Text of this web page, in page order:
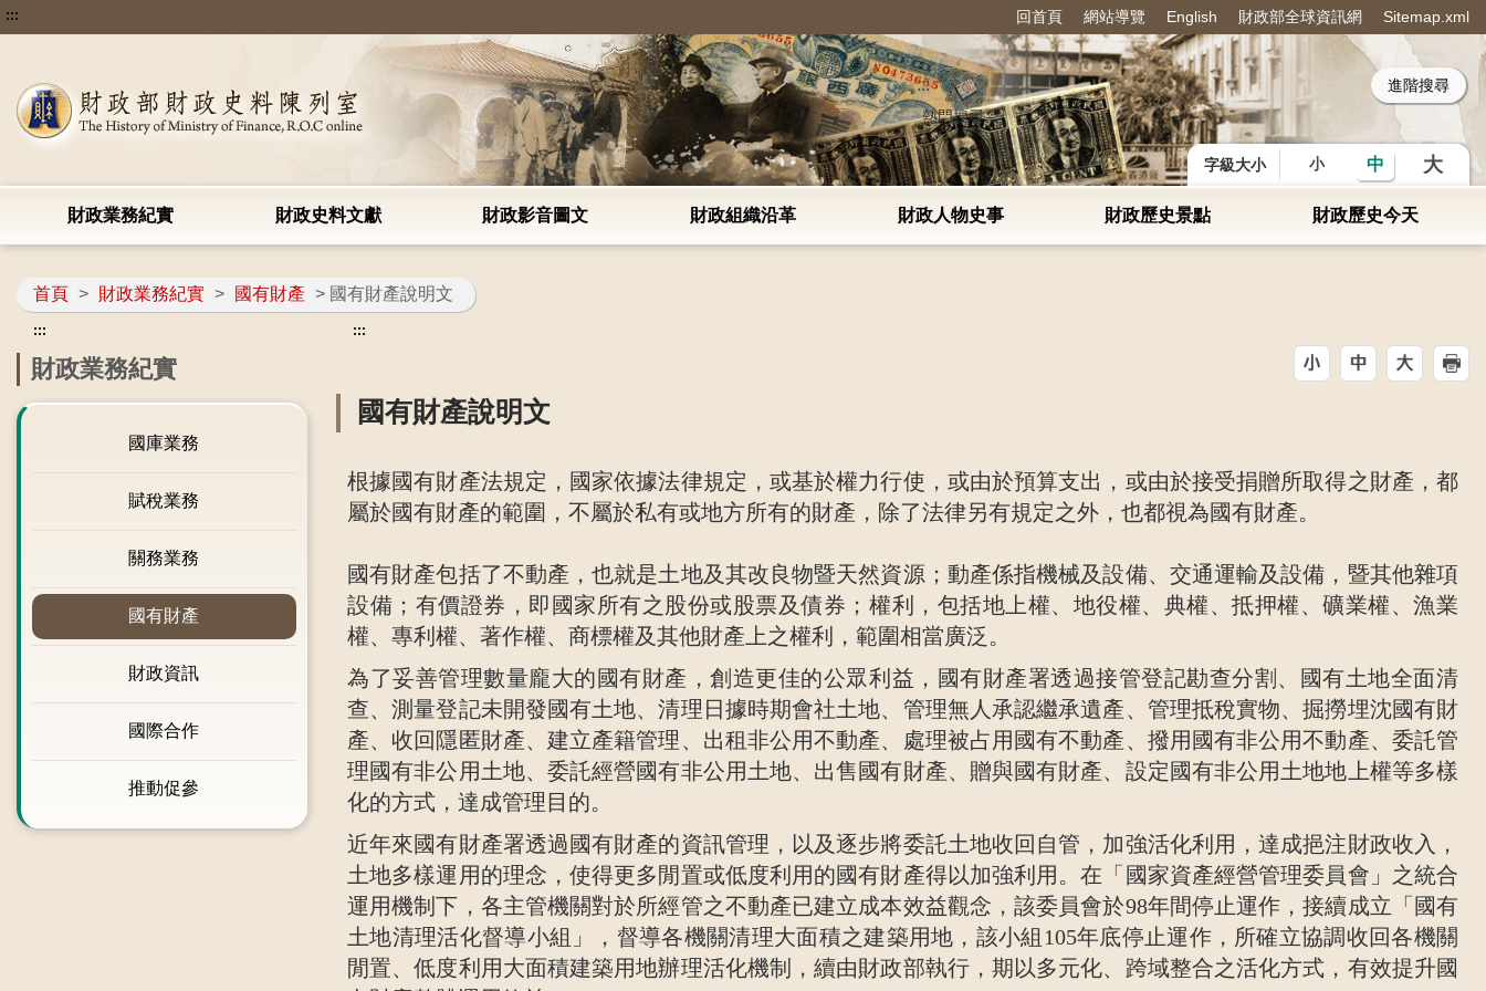
::: 回首頁 網站導覽 English 財政部全球資訊網 Sitemap.xml
:::
熱門搜尋：
字級大小 小 中 大
財政業務紀實 財政史料文獻 財政影音圖文 財政組織沿革 財政人物史事 財政歷史景點 財政歷史今天
首頁 > 財政業務紀實 > 國有財產 > 國有財產說明文
:::
財政業務紀實
國庫業務
賦稅業務
關務業務
國有財產
財政資訊
國際合作
推動促參
:::
國有財產說明文
根據國有財產法規定，國家依據法律規定，或基於權力行使，或由於預算支出，或由於接受捐贈所取得之財產，都
屬於國有財產的範圍，不屬於私有或地方所有的財產，除了法律另有規定之外，也都視為國有財產。
國有財產包括了不動產，也就是土地及其改良物暨天然資源；動產係指機械及設備、交通運輸及設備，暨其他雜項
設備；有價證券，即國家所有之股份或股票及債券；權利，包括地上權、地役權、典權、抵押權、礦業權、漁業
權、專利權、著作權、商標權及其他財產上之權利，範圍相當廣泛。
為了妥善管理數量龐大的國有財產，創造更佳的公眾利益，國有財產署透過接管登記勘查分割、國有土地全面清
查、測量登記未開發國有土地、清理日據時期會社土地、管理無人承認繼承遺產、管理抵稅實物、掘撈埋沈國有財
產、收回隱匿財產、建立產籍管理、出租非公用不動產、處理被占用國有不動產、撥用國有非公用不動產、委託管
理國有非公用土地、委託經營國有非公用土地、出售國有財產、贈與國有財產、設定國有非公用土地地上權等多樣
化的方式，達成管理目的。
近年來國有財產署透過國有財產的資訊管理，以及逐步將委託土地收回自管，加強活化利用，達成挹注財政收入，
土地多樣運用的理念，使得更多閒置或低度利用的國有財產得以加強利用。在「國家資產經營管理委員會」之統合
運用機制下，各主管機關對於所經管之不動產已建立成本效益觀念，該委員會於98年間停止運作，接續成立「國有
土地清理活化督導小組」，督導各機關清理大面積之建築用地，該小組105年底停止運作，所確立協調收回各機關
閒置、低度利用大面積建築用地辦理活化機制，續由財政部執行，期以多元化、跨域整合之活化方式，有效提升國